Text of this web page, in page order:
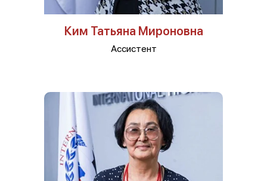
Ким Татьяна Мироновна
Ассистент